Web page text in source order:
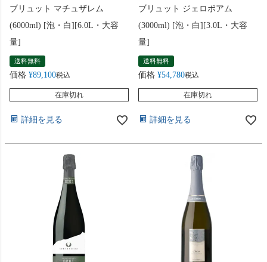
ブリュット マチュザレム
(6000ml) [泡・白][6.0L・大容
量]
送料無料
価格 ¥89,100税込
在庫切れ
詳細を見る
ブリュット ジェロボアム
(3000ml) [泡・白][3.0L・大容
量]
送料無料
価格 ¥54,780税込
在庫切れ
詳細を見る